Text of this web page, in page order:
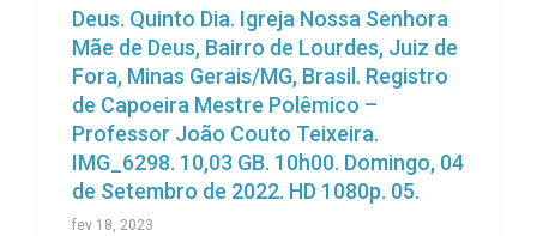
Deus. Quinto Dia. Igreja Nossa Senhora
Mãe de Deus, Bairro de Lourdes, Juiz de
Fora, Minas Gerais/MG, Brasil. Registro
de Capoeira Mestre Polêmico –
Professor João Couto Teixeira.
IMG_6298. 10,03 GB. 10h00. Domingo, 04
de Setembro de 2022. HD 1080p. 05.
fev 18, 2023